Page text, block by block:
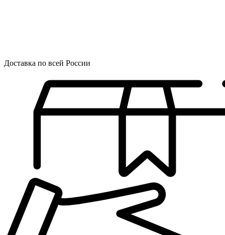
Доставка по всей России